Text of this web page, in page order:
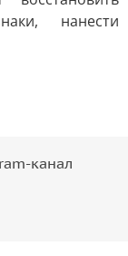
нанести
канал